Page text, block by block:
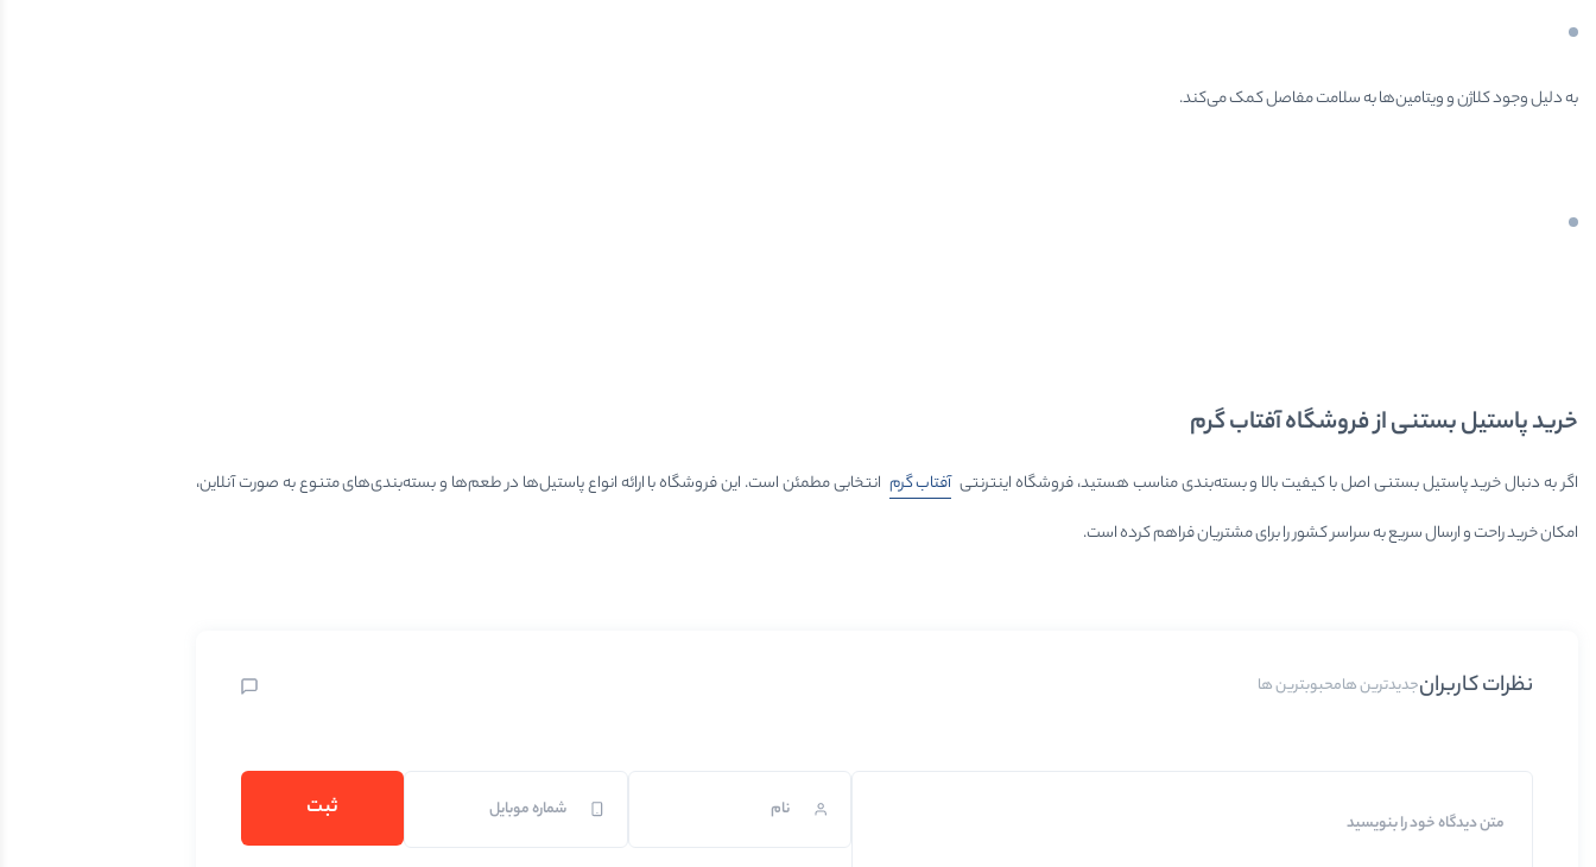
به دلیل وجود کلاژن و ویتامین‌ها به سلامت مفاصل کمک می‌کند.
خرید پاستیل بستنی از فروشگاه آفتاب گرم
اگر به دنبال خرید پاستیل بستنی اصل با کیفیت بالا و بسته‌بندی مناسب هستید، فروشگاه اینترنتی آفتاب گرم انتخابی مطمئن است. این فروشگاه با ارائه انواع پاستیل‌ها در طعم‌ها و بسته‌بندی‌های متنوع به صورت آنلاین،
امکان خرید راحت و ارسال سریع به سراسر کشور را برای مشتریان فراهم کرده است.
نظرات کاربرانجدیدترین هامحبوبترین ها